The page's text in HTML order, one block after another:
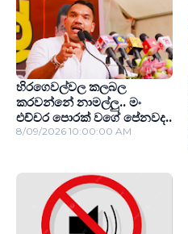
හිරගෙවල්වල කලබල
කරවන්නේ නාමල්ලු.. මං
එච්චර පොරක් වගේ පේනවද..
8/09/2026 10:00:00 AM